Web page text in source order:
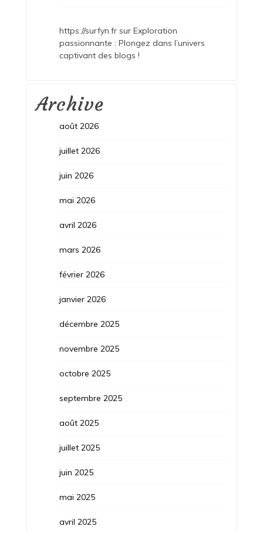
https://surfyn.frsur Exploration
passionnante : Plongez dans l’univers
captivant des blogs !
Archive
août 2026
juillet 2026
juin 2026
mai 2026
avril 2026
mars 2026
février 2026
janvier 2026
décembre 2025
novembre 2025
octobre 2025
septembre 2025
août 2025
juillet 2025
juin 2025
mai 2025
avril 2025